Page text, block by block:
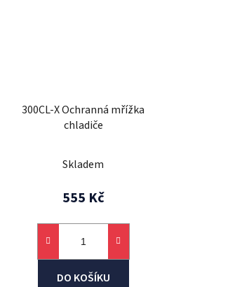
300CL-X Ochranná mřížka
chladiče
Skladem
555 Kč
DO KOŠÍKU